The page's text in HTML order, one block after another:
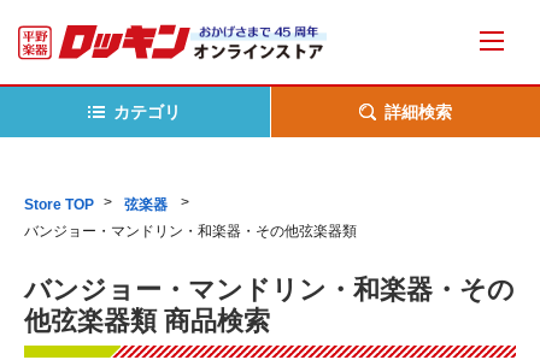
カテゴリ 詳細検索
Store TOP
弦楽器
バンジョー・マンドリン・和楽器・その他弦楽器類
バンジョー・マンドリン・和楽器・その
他弦楽器類 商品検索